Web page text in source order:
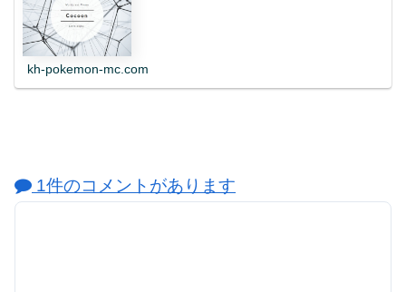
kh-pokemon-mc.com
1件のコメントがあります